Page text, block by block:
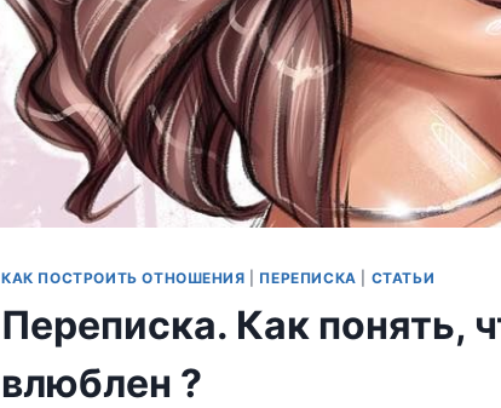
КАК ПОСТРОИТЬ ОТНОШЕНИЯ ПЕРЕПИСКА СТАТЬИ
Переписка. Как понять,
влюблен ?